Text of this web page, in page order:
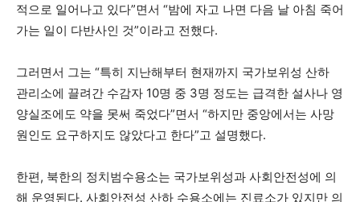
적으로 일어나고 있다”면서 “밤에 자고 나면 다음 날 아침 죽어
가는 일이 다반사인 것”이라고 전했다.
그러면서 그는 “특히 지난해부터 현재까지 국가보위성 산하
관리소에 끌려간 수감자 10명 중 3명 정도는 급격한 설사나 영
양실조에도 약을 못써 죽었다”면서 “하지만 중앙에서는 사망
원인도 요구하지도 않았다고 한다”고 설명했다.
한편, 북한의 정치범수용소는 국가보위성과 사회안전성에 의
해 운영된다. 사회안전성 산하 수용소에는 진료소가 있지만 의